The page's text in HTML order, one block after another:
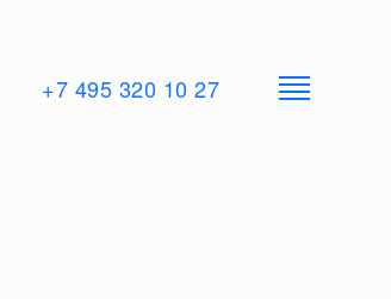
+7 495 320 10 27